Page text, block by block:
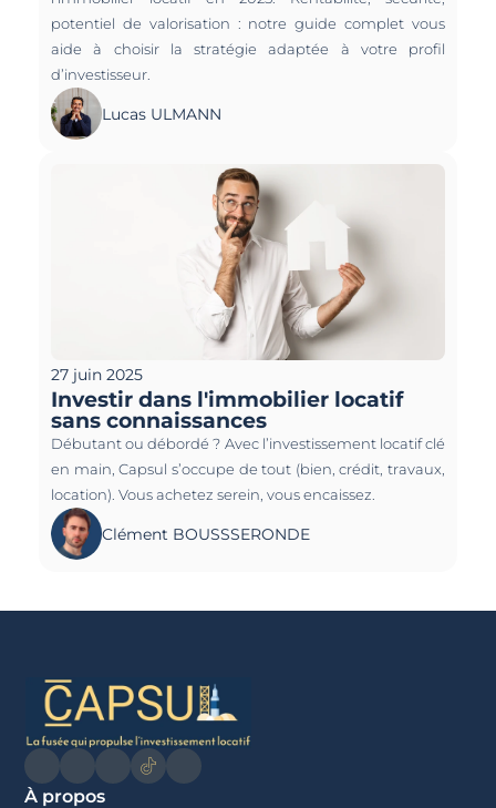
potentiel de valorisation : notre guide complet vous
aide à choisir la stratégie adaptée à votre profil
d’investisseur.
Lucas ULMANN
27 juin 2025
Investir dans l'immobilier locatif
sans connaissances
Débutant ou débordé ? Avec l’investissement locatif clé
en main, Capsul s’occupe de tout (bien, crédit, travaux,
location). Vous achetez serein, vous encaissez.
Clément BOUSSSERONDE
À propos